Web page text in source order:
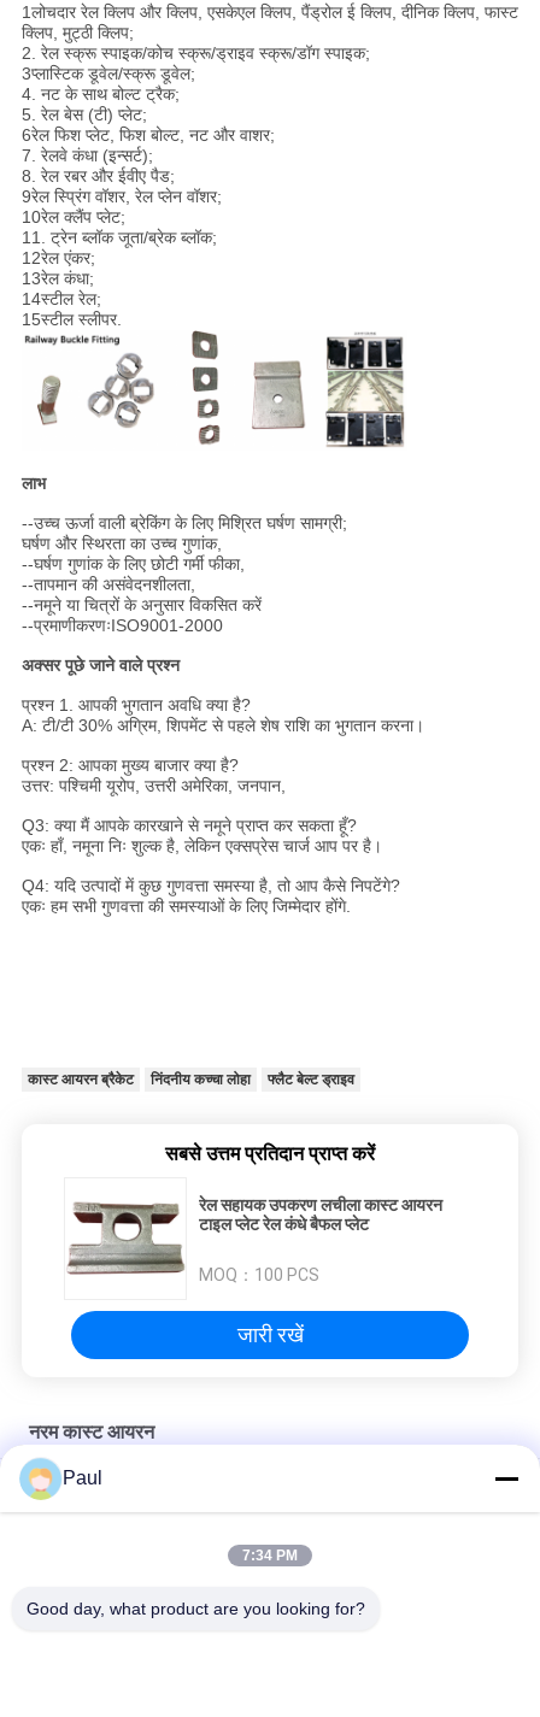
1लोचदार रेल क्लिप और क्लिप, एसकेएल क्लिप, पैंड्रोल ई क्लिप, दीनिक क्लिप, फास्ट
क्लिप, मुट्ठी क्लिप;
2. रेल स्क्रू स्पाइक/कोच स्क्रू/ड्राइव स्क्रू/डॉग स्पाइक;
3प्लास्टिक डूवेल/स्क्रू डूवेल;
4. नट के साथ बोल्ट ट्रैक;
5. रेल बेस (टी) प्लेट;
6रेल फिश प्लेट, फिश बोल्ट, नट और वाशर;
7. रेलवे कंधा (इन्सर्ट);
8. रेल रबर और ईवीए पैड;
9रेल स्प्रिंग वॉशर, रेल प्लेन वॉशर;
10रेल क्लैंप प्लेट;
11. ट्रेन ब्लॉक जूता/ब्रेक ब्लॉक;
12रेल एंकर;
13रेल कंधा;
14स्टील रेल;
15स्टील स्लीपर.
लाभ
--उच्च ऊर्जा वाली ब्रेकिंग के लिए मिश्रित घर्षण सामग्री;
घर्षण और स्थिरता का उच्च गुणांक,
--घर्षण गुणांक के लिए छोटी गर्मी फीका,
--तापमान की असंवेदनशीलता,
--नमूने या चित्रों के अनुसार विकसित करें
--प्रमाणीकरणःISO9001-2000
अक्सर पूछे जाने वाले प्रश्न
प्रश्न 1. आपकी भुगतान अवधि क्या है?
A: टी/टी 30% अग्रिम, शिपमेंट से पहले शेष राशि का भुगतान करना।
प्रश्न 2: आपका मुख्य बाजार क्या है?
उत्तर: पश्चिमी यूरोप, उत्तरी अमेरिका, जनपान,
Q3: क्या मैं आपके कारखाने से नमूने प्राप्त कर सकता हूँ?
एकः हाँ, नमूना निः शुल्क है, लेकिन एक्सप्रेस चार्ज आप पर है।
Q4: यदि उत्पादों में कुछ गुणवत्ता समस्या है, तो आप कैसे निपटेंगे?
एकः हम सभी गुणवत्ता की समस्याओं के लिए जिम्मेदार होंगे.
कास्ट आयरन ब्रैकेट निंदनीय कच्चा लोहा फ्लैट बेल्ट ड्राइव
सबसे उत्तम प्रतिदान प्राप्त करें
रेल सहायक उपकरण लचीला कास्ट आयरन
टाइल प्लेट रेल कंधे बैफल प्लेट
MOQ： 100 PCS
जारी रखें
नरम कास्ट आयरन
तन्य लौह रेत कास्टिंग असर सीट असर आवास
Paul
7:34 PM
Good day, what product are you looking for?